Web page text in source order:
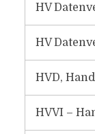
HV
HV
HVD,
HVVI –